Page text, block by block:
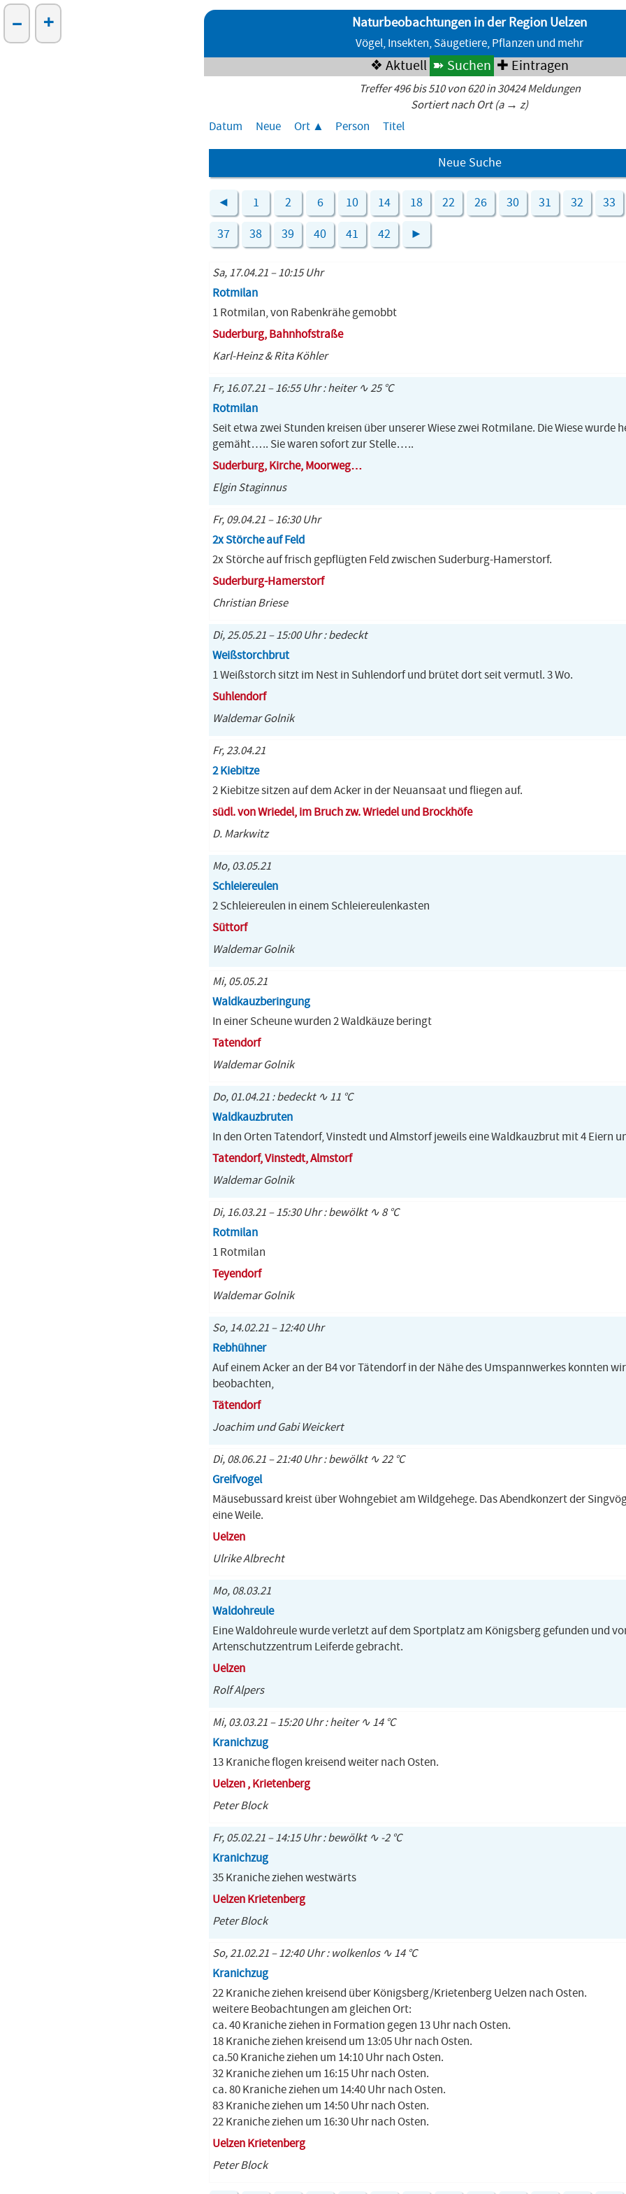
Naturbeobachtungen in der Region Uelzen
Vögel, Insekten, Säugetiere, Pflanzen und mehr
❖ Aktuell ➽ Suchen ✚ Eintragen
Treffer 496 bis 510 von 620 in 30424 Meldungen
Sortiert nach Ort (a → z)
Datum
Neue Ort Person Titel
Neue Suche
◄ 1 2 6 10 14 18 22 26 30 31 32 33
37 38 39 40 41 42 ►
Sa, 17.04.21 – 10:15 Uhr
Rotmilan
1 Rotmilan, von Rabenkrähe gemobbt
Suderburg, Bahnhofstraße
Karl-Heinz & Rita Köhler
Fr, 16.07.21 – 16:55 Uhr : heiter ∿ 25 °C
Rotmilan
Seit etwa zwei Stunden kreisen über unserer Wiese zwei Rotmilane. Die Wiese wurde
gemäht….. Sie waren sofort zur Stelle…..
Suderburg, Kirche, Moorweg…
Elgin Staginnus
Fr, 09.04.21 – 16:30 Uhr
2x Störche auf Feld
2x Störche auf frisch gepflügten Feld zwischen Suderburg-Hamerstorf.
Suderburg-Hamerstorf
Christian Briese
Di, 25.05.21 – 15:00 Uhr : bedeckt
Weißstorchbrut
1 Weißstorch sitzt im Nest in Suhlendorf und brütet dort seit vermutl. 3 Wo.
Suhlendorf
Waldemar Golnik
Fr, 23.04.21
2 Kiebitze
2 Kiebitze sitzen auf dem Acker in der Neuansaat und fliegen auf.
südl. von Wriedel, im Bruch zw. Wriedel und Brockhöfe
D. Markwitz
Mo, 03.05.21
Schleiereulen
2 Schleiereulen in einem Schleiereulenkasten
Süttorf
Waldemar Golnik
Mi, 05.05.21
Waldkauzberingung
In einer Scheune wurden 2 Waldkäuze beringt
Tatendorf
Waldemar Golnik
Do, 01.04.21 : bedeckt ∿ 11 °C
Waldkauzbruten
In den Orten Tatendorf, Vinstedt und Almstorf jeweils eine Waldkauzbrut mit 4 Eiern
Tatendorf, Vinstedt, Almstorf
Waldemar Golnik
Di, 16.03.21 – 15:30 Uhr : bewölkt ∿ 8 °C
Rotmilan
1 Rotmilan
Teyendorf
Waldemar Golnik
So, 14.02.21 – 12:40 Uhr
Rebhühner
Auf einem Acker an der B4 vor Tätendorf in der Nähe des Umspannwerkes konnten
beobachten,
Tätendorf
Joachim und Gabi Weickert
Di, 08.06.21 – 21:40 Uhr : bewölkt ∿ 22 °C
Greifvogel
Mäusebussard kreist über Wohngebiet am Wildgehege. Das Abendkonzert der
eine Weile.
Uelzen
Ulrike Albrecht
Mo, 08.03.21
Waldohreule
Eine Waldohreule wurde verletzt auf dem Sportplatz am Königsberg gefunden und
Artenschutzzentrum Leiferde gebracht.
Uelzen
Rolf Alpers
Mi, 03.03.21 – 15:20 Uhr : heiter ∿ 14 °C
Kranichzug
13 Kraniche flogen kreisend weiter nach Osten.
Uelzen , Krietenberg
Peter Block
Fr, 05.02.21 – 14:15 Uhr : bewölkt ∿ -2 °C
Kranichzug
35 Kraniche ziehen westwärts
Uelzen Krietenberg
Peter Block
So, 21.02.21 – 12:40 Uhr : wolkenlos ∿ 14 °C
Kranichzug
22 Kraniche ziehen kreisend über Königsberg/Krietenberg Uelzen nach Osten.
weitere Beobachtungen am gleichen Ort:
ca. 40 Kraniche ziehen in Formation gegen 13 Uhr nach Osten.
18 Kraniche ziehen kreisend um 13:05 Uhr nach Osten.
ca.50 Kraniche ziehen um 14:10 Uhr nach Osten.
32 Kraniche ziehen um 16:15 Uhr nach Osten.
ca. 80 Kraniche ziehen um 14:40 Uhr nach Osten.
83 Kraniche ziehen um 14:50 Uhr nach Osten.
22 Kraniche ziehen um 16:30 Uhr nach Osten.
Uelzen Krietenberg
Peter Block
– +